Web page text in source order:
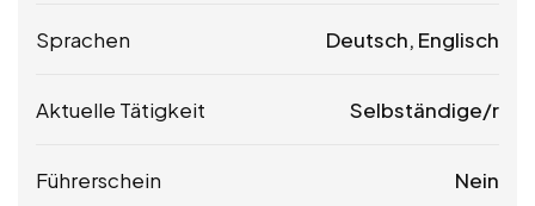
Sprachen Deutsch, Englisch
Aktuelle Tätigkeit Selbständige/r
Führerschein Nein